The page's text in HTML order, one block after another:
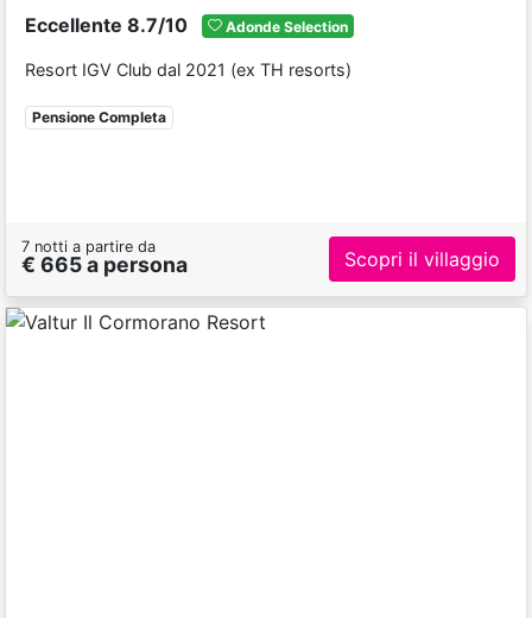
Eccellente 8.7/10 Adonde Selection
Resort IGV Club dal 2021 (ex TH resorts)
Pensione Completa
7 notti a partire da
€ 665 a persona Scopri il villaggio